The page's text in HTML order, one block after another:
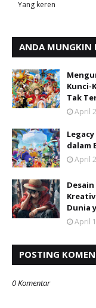
Yang keren
ANDA MUNGKIN
Kunci-
Tak
April
dalam
April
Dunia
April
POSTING
0 Komentar